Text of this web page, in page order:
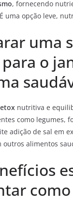
, fornecendo
uma opção leve,
uma
o
nutritiva e
como legumes,
adição de sal em
alimentos